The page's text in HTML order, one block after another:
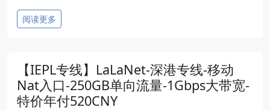
阅读更多
【IEPL专线】LaLaNet-深港专线-移动
Nat入口-250GB单向流量-1Gbps大带宽-
特价年付520CNY